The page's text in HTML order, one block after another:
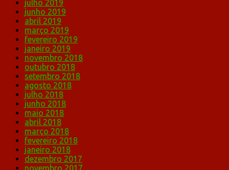
julho 2019
junho 2019
abril 2019
março 2019
fevereiro 2019
janeiro 2019
novembro 2018
outubro 2018
setembro 2018
agosto 2018
julho 2018
junho 2018
maio 2018
abril 2018
março 2018
fevereiro 2018
janeiro 2018
dezembro 2017
novembro 2017